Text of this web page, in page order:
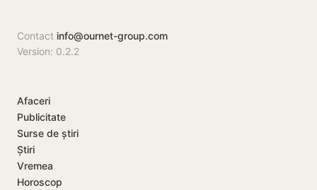
Contact info@ournet-group.com
Version: 0.2.2
Afaceri
Publicitate
Surse de știri
Știri
Vremea
Horoscop